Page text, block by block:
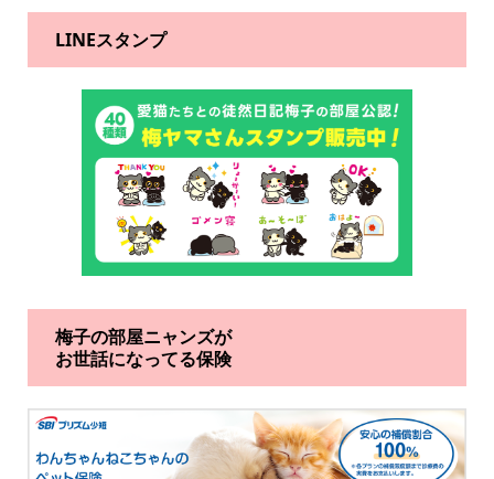
LINEスタンプ
梅子の部屋ニャンズが
お世話になってる保険